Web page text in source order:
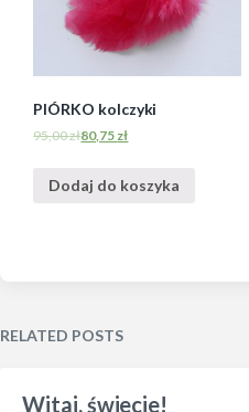
PIÓRKO kolczyki
95,00zł80,75 zł
Dodaj do koszyka
RELATED POSTS
Witaj, świecie!